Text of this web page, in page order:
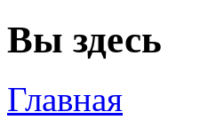
Вы здесь
Главная